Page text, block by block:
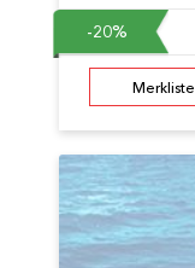
-20%
Merkliste